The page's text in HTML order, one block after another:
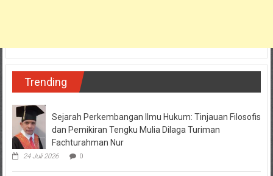
Trending
Sejarah Perkembangan Ilmu Hukum: Tinjauan Filosofis
dan Pemikiran Tengku Mulia Dilaga Turiman
Fachturahman Nur
24 Juli 2026 0